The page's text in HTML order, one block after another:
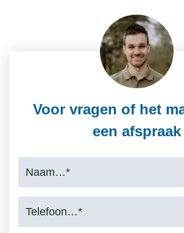
Voor vragen of het
een afspraak